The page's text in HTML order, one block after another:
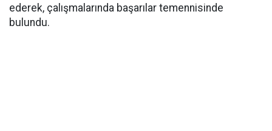
ederek, çalışmalarında başarılar temennisinde
bulundu.